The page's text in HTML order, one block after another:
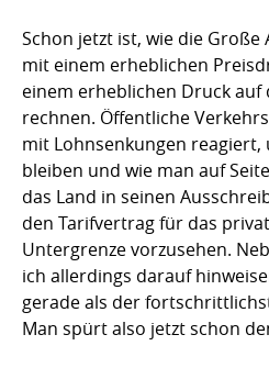
Schon jetzt ist, wie die
mit einem erheblichen
einem erheblichen Druck auf
rechnen. Öffentliche
mit Lohnsenkungen
bleiben und wie man auf
das Land in seinen
den Tarifvertrag für das
Untergrenze vorzusehen.
ich allerdings darauf
gerade als der
Man spürt also jetzt schon